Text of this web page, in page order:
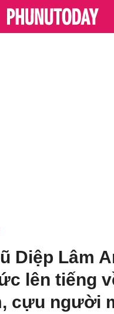
Diệp Lâm
lên tiếng
cựu người